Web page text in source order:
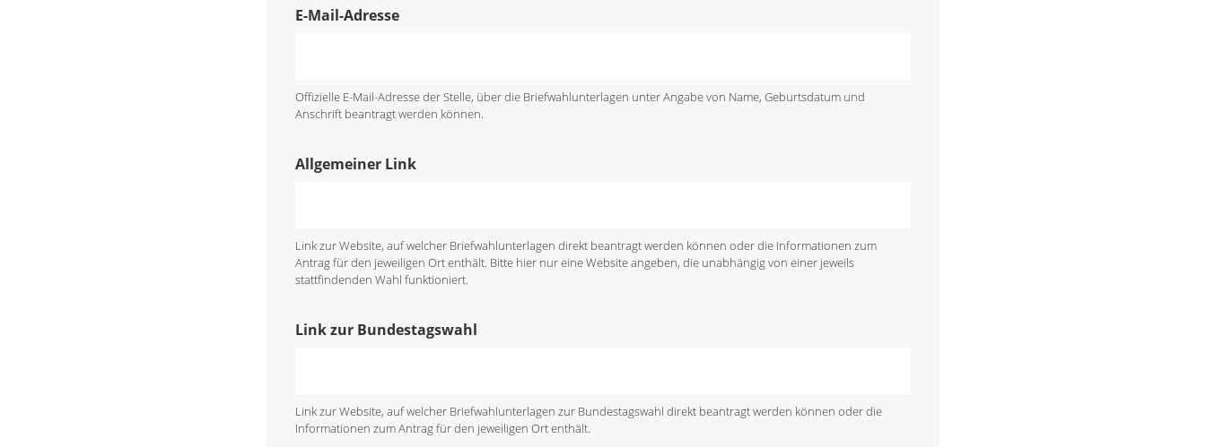
E-Mail-Adresse
Offizielle E-Mail-Adresse der Stelle, über die Briefwahlunterlagen unter Angabe von Name, Geburtsdatum und
Anschrift beantragt werden können.
Allgemeiner Link
Link zur Website, auf welcher Briefwahlunterlagen direkt beantragt werden können oder die Informationen zum
Antrag für den jeweiligen Ort enthält. Bitte hier nur eine Website angeben, die unabhängig von einer jeweils
stattfindenden Wahl funktioniert.
Link zur Bundestagswahl
Link zur Website, auf welcher Briefwahlunterlagen zur Bundestagswahl direkt beantragt werden können oder die
Informationen zum Antrag für den jeweiligen Ort enthält.